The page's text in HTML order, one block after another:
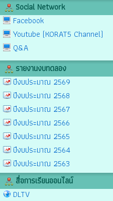
Social Network
Facebook
Youtube (KORAT5 Channel)
Q&A
รายงานงบทดลอง
ปีงบประมาณ 2569
ปีงบประมาณ 2568
ปีงบประมาณ 2567
ปีงบประมาณ 2566
ปีงบประมาณ 2565
ปีงบประมาณ 2564
ปีงบประมาณ 2563
สื่อการเรียนออนไลน์
DLTV